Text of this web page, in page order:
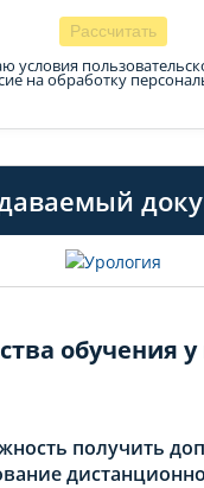
условия
на обработку
обучения у
получить
дистанционно